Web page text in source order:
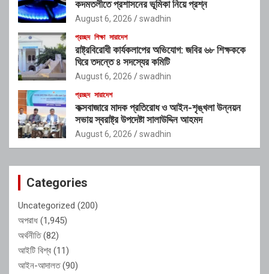
কদমতলীতে প্রশাসনের ভূমিকা নিয়ে প্রশ্ন
August 6, 2026 swadhin
প্রচ্ছদ শিক্ষা সারাদেশ
রাষ্ট্রবিরোধী কার্যকলাপের অভিযোগ: জবির ৬৮ শিক্ষককে
ঘিরে তদন্তে ৪ সদস্যের কমিটি
August 6, 2026 swadhin
প্রচ্ছদ সারাদেশ
কক্সবাজারে মাদক প্রতিরোধ ও আইন-শৃঙ্খলা উন্নয়ন
সভায় স্বরাষ্ট্র উপদেষ্টা সালাউদ্দিন আহমদ
August 6, 2026 swadhin
Categories
Uncategorized (200)
অপরাধ (1,945)
অর্থনীতি(82)
আইটি বিশ্ব (11)
আইন-আদালত(90)